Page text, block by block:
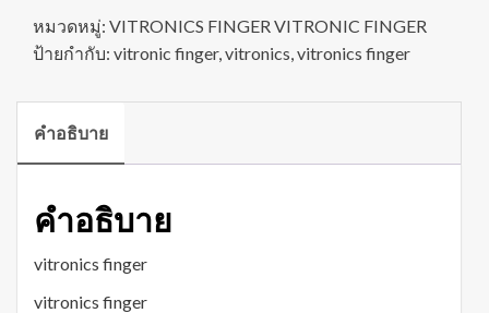
หมวดหมู่: VITRONICS FINGER VITRONIC FINGER
ป้ายกำกับ: vitronic finger, vitronics vitronics finger
คำอธิบาย
คำอธิบาย
vitronics finger
vitronics finger